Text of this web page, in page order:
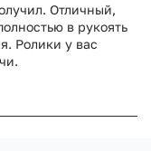
Отличный,
в рукоять
Ролики у вас